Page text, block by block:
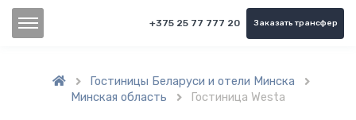
+375 25 77 777 20 Заказать трансфер
 Гостиницы Беларуси и отели Минска 
Минская область  Гостиница Westa